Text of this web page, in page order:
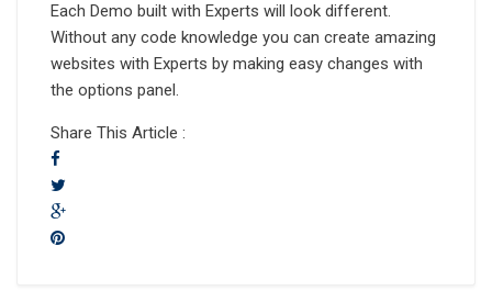
Each Demo built with Experts will look different.
Without any code knowledge you can create amazing
websites with Experts by making easy changes with
the options panel.
Share This Article :